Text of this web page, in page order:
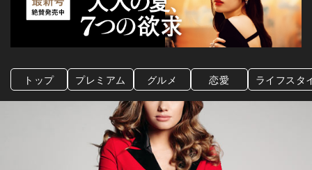
トップ プレミアム グルメ 恋愛 ライフスタ